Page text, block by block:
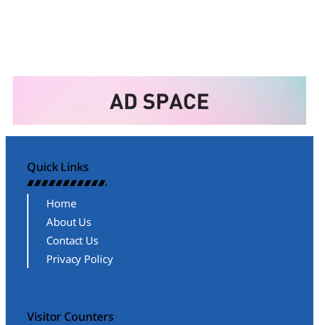
Quick Links
Home
About Us
Contact Us
Privacy Policy
Visitor Counters